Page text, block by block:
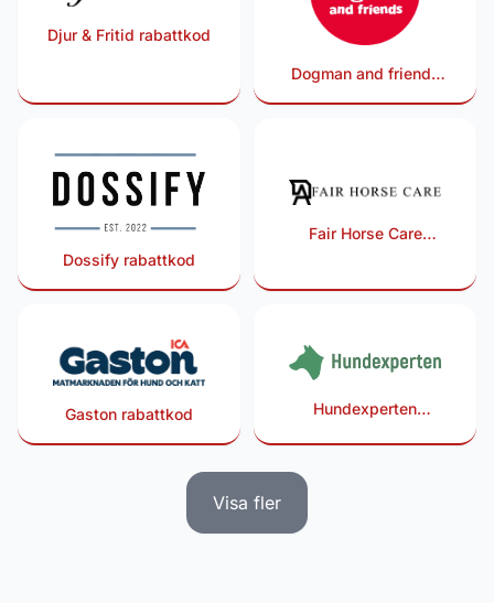
Djur & Fritid rabattkod
Dogman and friends
Dossify rabattkod
Fair Horse Care
Gaston rabattkod
Hundexperten
Visa fler